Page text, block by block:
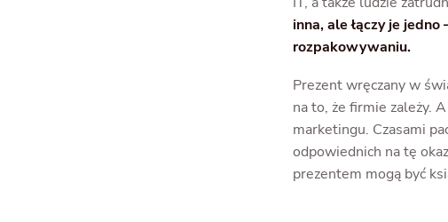
inna, ale łączy je
rozpakowywaniu.
Prezent wręczany w
na to, że firmie zależy.
marketingu. Czasami
odpowiednich na tę
prezentem mogą być